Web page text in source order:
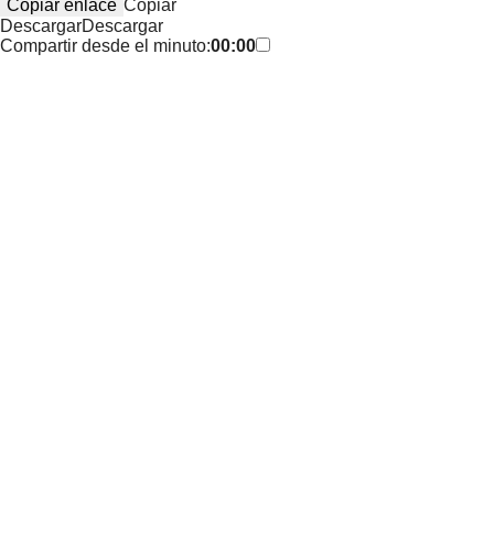
Copiar enlace Copiar
DescargarDescargar
Compartir desde el minuto:00:00